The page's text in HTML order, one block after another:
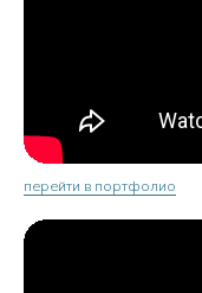
перейти в портфолио